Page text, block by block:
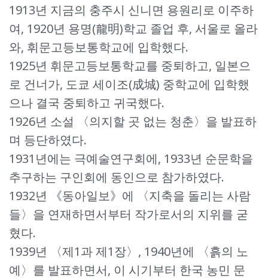
1913년 지금의 충주시 신니면 용원리로 이주하
여, 1920년 용명(龍明)학교 졸업 후, 서울로 올라
와, 휘문고등보통학교에 입학했다.
1925년 휘문고등보통학교를 중퇴하고, 일본으
로 건너가, 도쿄 세이조(成城) 중학교에 입학했
으나 결국 중퇴하고 귀국했다.
1926년 소설 〈의지할 곳 없는 청춘〉을 발표하
며 등단하였다.
1931년에는 극예술연구회에, 1933년 순문학을
추구하는 구인회에 동인으로 참가하였다.
1932년 《동아일보》에 〈지축을 돌리는 사람
들〉을 연재하면서부터 작가로서의 지위를 굳
혔다.
1939년 〈제1과 제1장〉, 1940년에 〈흙의 노
예〉를 발표하면서, 이 시기부터 한국 농민 문